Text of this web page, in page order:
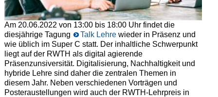
Am 20.06.2022 von 13:00 bis 18:00 Uhr findet die
diesjährige Tagung
Talk Lehre wieder in Präsenz und
wie üblich im Super C statt. Der inhaltliche Schwerpunkt
liegt auf der RWTH als digital agierende
Präsenzunsiversität. Digitalisierung, Nachhaltigkeit und
hybride Lehre sind daher die zentralen Themen in
diesem Jahr. Neben verschiedenen Vorträgen und
Posteraustellungen wird auch der RWTH-Lehrpreis in